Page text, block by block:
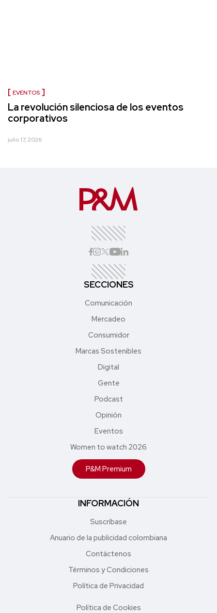
EVENTOS
La revolución silenciosa de los eventos
corporativos
julio 17, 2026
SECCIONES
Comunicación
Mercadeo
Consumidor
Marcas Sostenibles
Digital
Gente
Podcast
Opinión
Eventos
Women to watch 2026
P&M Premium
INFORMACIÓN
Suscríbase
Anuario de la publicidad colombiana
Contáctenos
Términos y Condiciones
Política de Privacidad
Política de Cookies